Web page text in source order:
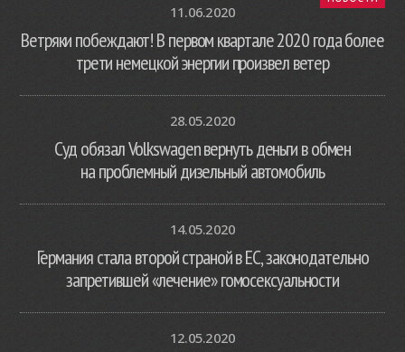
11.06.2020
Ветряки побеждают! В первом квартале 2020 года более
трети немецкой энергии произвел ветер
28.05.2020
Суд обязал Volkswagen вернуть деньги в обмен
на проблемный дизельный автомобиль
14.05.2020
Германия стала второй страной в ЕС, законодательно
запретившей «лечение» гомосексуальности
12.05.2020